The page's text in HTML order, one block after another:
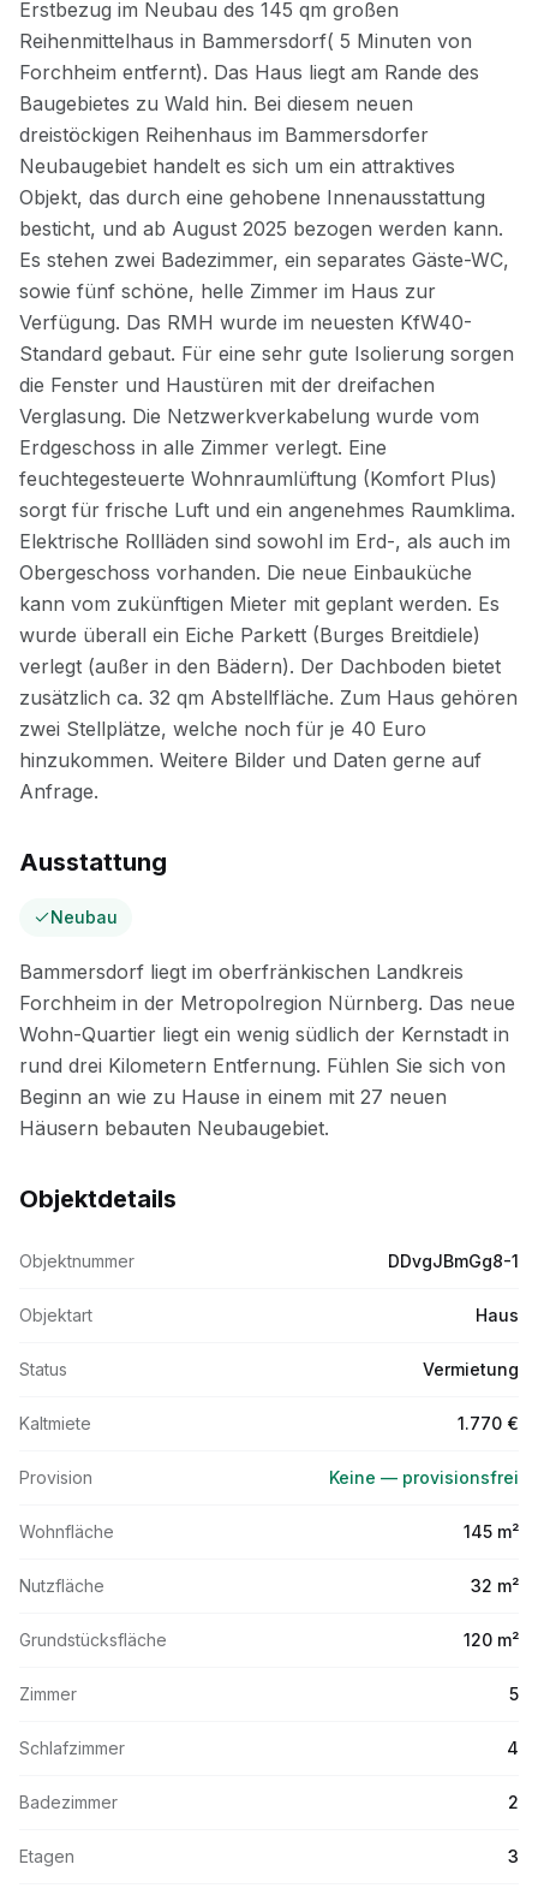
Ausstattung
Neubau
Objektdetails
Objektnummer DDvgJBmGg8-1
Objektart Haus
Status Vermietung
Kaltmiete 1.770 €
Provision Keine — provisionsfrei
Wohnfläche 145 m²
Nutzfläche 32 m²
Grundstücksfläche 120 m²
Zimmer 5
Schlafzimmer 4
Badezimmer 2
Etagen 3